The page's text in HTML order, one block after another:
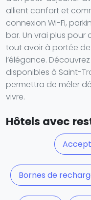
allient confort et
connexion Wi-Fi,
bar. Un vrai plus
tout avoir à portée
l’élégance.
disponibles à Saint-
permettra de mêler
vivre.
Hôtels avec
Bornes de